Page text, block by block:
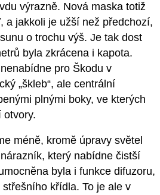
výrazně. Nová maska totiž
a jakkoli je užší než předchozí,
o trochu výš. Je tak dost
byla zkrácena i kapota.
pro Škodu v
„škleb“, ale centrální
plnými boky, ve kterých
otvory.
méně, kromě úpravy světel
který nabídne čistší
byla i funkce difuzoru,
křídla. To je ale v